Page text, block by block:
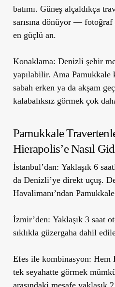
batımı. Güneş alçaldıkça
sarısına dönüyor —
en güçlü an.
Konaklama: Denizli şehir
yapılabilir. Ama Pamukkale
sabah erken ya da akşam
kalabalıksız görmek çok
Pamukkale
Hierapolis’e Nasıl
İstanbul’dan: Yaklaşık 6
da Denizli’ye direkt uçuş.
Havalimanı’ndan
İzmir’den: Yaklaşık 3 saat
sıklıkla güzergaha dahil
Efes ile kombinasyon: Hem
tek seyahatte görmek
arasındaki mesafe yaklaşık